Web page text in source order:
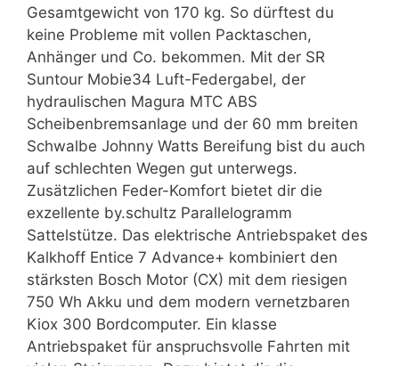
Gesamtgewicht von 170 kg. So dürftest du
keine Probleme mit vollen Packtaschen,
Anhänger und Co. bekommen. Mit der SR
Suntour Mobie34 Luft-Federgabel, der
hydraulischen Magura MTC ABS
Scheibenbremsanlage und der 60 mm breiten
Schwalbe Johnny Watts Bereifung bist du auch
auf schlechten Wegen gut unterwegs.
Zusätzlichen Feder-Komfort bietet dir die
exzellente by.schultz Parallelogramm
Sattelstütze. Das elektrische Antriebspaket des
Kalkhoff Entice 7 Advance+ kombiniert den
stärksten Bosch Motor (CX) mit dem riesigen
750 Wh Akku und dem modern vernetzbaren
Kiox 300 Bordcomputer. Ein klasse
Antriebspaket für anspruchsvolle Fahrten mit